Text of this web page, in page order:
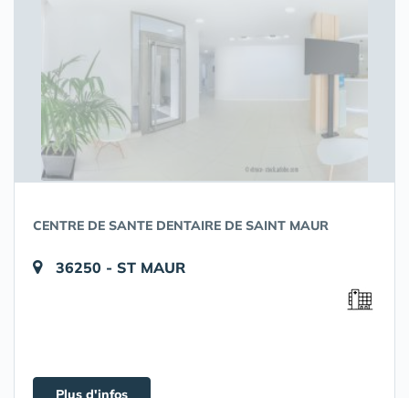
CENTRE DE SANTE DENTAIRE DE SAINT MAUR
36250 - ST MAUR
Plus d'infos